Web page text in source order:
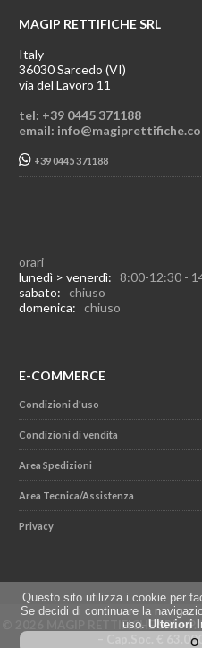
MAGIP RETTIFICHE SRL
Italy
36030 Sarcedo (VI)
via del Lavoro 11
tel: +39 0445 371188
email:
+39 0445 371188
orari
lunedì > venerdì: 8:00-12:30 -
sabato: chiuso
domenica: chiuso
E-COMMERCE
Condizioni d'uso
Condizioni di vendita
Area Spedizioni
Area Tecnica/Assistenza
Privacy
© 2026 MAGIP RETTIFICHE SRL -
– Cap.Soc. €
Questo sito utilizza i cookie per
Se decidi di continuare la
uso. Ulteriori